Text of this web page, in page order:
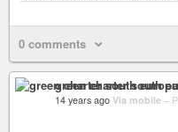
0 comments
green charter south
14 years ago Via mobile –